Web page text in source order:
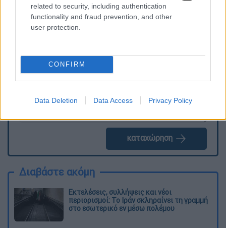
related to security, including authentication
functionality and fraud prevention, and other
user protection.
CONFIRM
Data Deletion Data Access Privacy Policy
Τα σχολιά σας δημοσιεύονται άμεσα με δική σας ευθύνη. Το
ΕΘΝΟΣ θα παρεμβαίνει και τα προσβλητικά σχόλια θα
καταχώρηση
Διαβάστε ακόμη
Εκτελέσεις, συλλήψεις και νέοι
περιορισμοί: Το Ιράν σκληραίνει τη γραμμή
στο εσωτερικό εν μέσω πολέμου